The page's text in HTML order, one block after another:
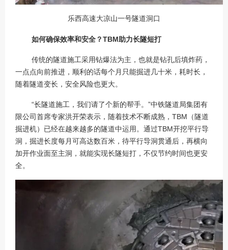
乐西高速大凉山一号隧道洞口
如何确保效率和安全？TBM助力长隧短打
传统的隧道施工采用钻爆法为主，也就是钻孔后填炸药，
一点点向前推进，顺利的话每个月只能掘进几十米，耗时长，
随着隧道变长，安全风险也更大。
“长隧道施工，我们请了个新的帮手。”中铁隧道局集团有
限公司首席专家洪开荣表示，随着技术不断成熟，TBM（隧道
掘进机）已经在越来越多的隧道中运用。通过TBM开挖平行导
洞，掘进长度每月可高达数百米，待平行导洞贯通后，再横向
加开作业面至主洞，就能实现长隧短打，不仅节约时间也更安
全。